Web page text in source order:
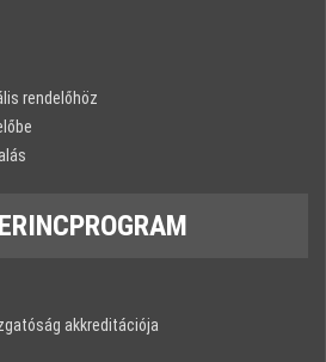
rendelőhöz
akkreditációja